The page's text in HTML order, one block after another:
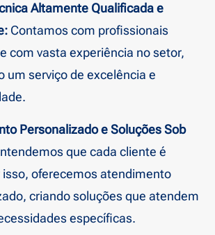
Altamente Qualificada e
Contamos com profissionais
com vasta experiência no setor,
um serviço de excelência e
Personalizado e Soluções Sob
que cada cliente é
isso, oferecemos atendimento
criando soluções que atendem
específicas.